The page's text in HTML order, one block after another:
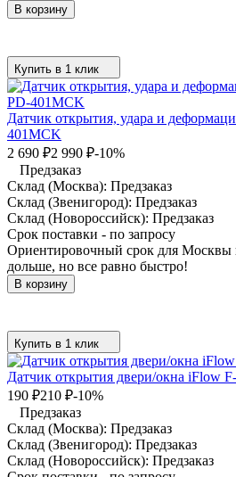
В корзину
Купить в 1 клик
Датчик открытия, удара и
401MCK
2 690 ₽2 990 ₽-10%
Предзаказ
Склад (Москва): Предзаказ
Склад (Звенигород): Предзаказ
Склад (Новороссийск): Предзаказ
Срок поставки - по запросу
Ориентировочный срок для
дольше, но все равно быстро!
В корзину
Купить в 1 клик
Датчик открытия двери/окна iFlow
190 ₽210 ₽-10%
Предзаказ
Склад (Москва): Предзаказ
Склад (Звенигород): Предзаказ
Склад (Новороссийск): Предзаказ